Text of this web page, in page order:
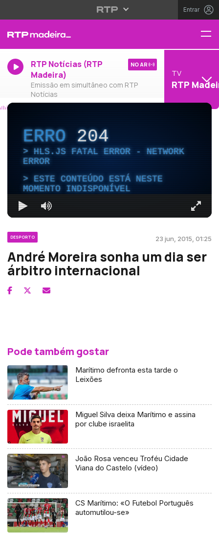
Entrar
RTP Notícias (RTP
Madeira)
Emissão em simultâneo com RTP
Notícias
NO AR
TV
RTP
ERRO204
HLS.JS FATAL ERROR - NETWORK
ERROR
ESTE CONTEÚDO ESTÁ NESTE
MOMENTO INDISPONÍVEL
DESPORTO 23 jun, 2015, 01:25
André Moreira sonha um dia ser
árbitro internacional
Pode também gostar
Marítimo defronta esta tarde o
Leixões
Miguel Silva deixa Marítimo e assina
por clube israelita
João Rosa venceu Troféu Cidade
Viana do Castelo (vídeo)
CS Marítimo: «O Futebol Português
automutilou-se»